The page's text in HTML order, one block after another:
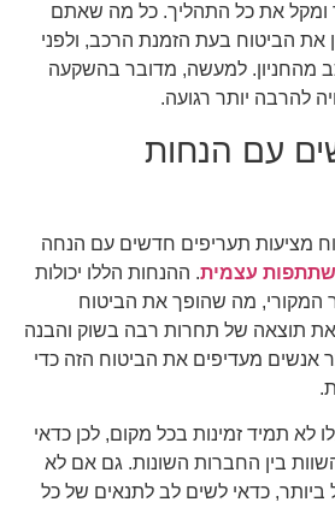
ומקל את כל התהליך. כל מה שאתם
את הביטוח בעת הזמנת הרכב, ולפני
מהחניון. למעשה, מדובר בהשקעה
להרבה יותר רגועה.
עם הנחות
מציעות תעריפים חדשים עם הנחה
עצמית. ההנחות הללו יכולות
מהמחיר המקורי, מה שהופך את הביטוח
תוצאה של תחרות רבה בשוק והבנה
אנשים מעדיפים את הביטוח הזה כדי
לא תמיד זמינות בכל מקום, לכן כדאי
בין החברות השונות. גם אם לא
ביותר, כדאי לשים לב לתנאים של כל